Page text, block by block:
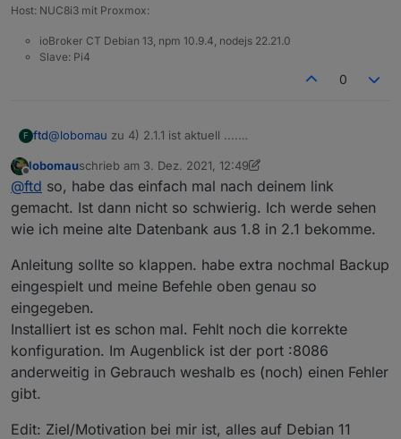
Dec 03 12:10:07 InfluxDBian
Dec
03 :10:08 InfluxDBian
influxd-systemd-
Dec 03 12
influxd-systemd-
Dec
03 InfluxDBian
lines
* influxdb.service - InfluxDB is
Loaded:
loaded (/lib/systemd/system/
Active: activating (start) since Fri 2021-12-
Docs:
https://docs.influxdata.com/influxdb/
Tasks:
2 (limit: 9300)
Memory:
1000.
0K
CGroup:
|-2406
/bin/bash -e /usr/lib/influxdb/
`-2685 sleep 1
Dec
Dec
03 12:10:06 InfluxDBian
influxd-systemd-
Host: NUC8i3 mit Proxmox:
ioBroker CT Debian 13, npm 10.9.4, nodejs 22.21.0
Slave: Pi4
0
F ftd@lobomau zu 4) 2.1.1 ist aktuell ....
Offline
lobomauschrieb am 3. Dez. 2021, 12:49
zuletzt editiert von lobomau12. März 2021, 14:07
@ftd so, habe das einfach mal nach deinem link
gemacht. Ist dann nicht so schwierig. Ich werde sehen
wie ich meine alte Datenbank aus 1.8 in 2.1 bekomme.
Anleitung sollte so klappen. habe extra nochmal Backup
eingespielt und meine Befehle oben genau so
eingegeben.
Installiert ist es schon mal. Fehlt noch die korrekte
konfiguration. Im Augenblick ist der port :8086
anderweitig in Gebrauch weshalb es (noch) einen Fehler
gibt.
Edit: Ziel/Motivation bei mir ist, alles auf Debian 11